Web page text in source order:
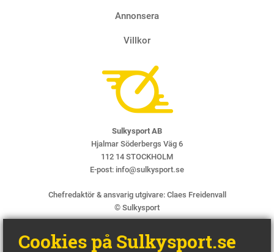
Annonsera
Villkor
Sulkysport AB
Hjalmar Söderbergs Väg 6
112 14 STOCKHOLM
E-post: info@sulkysport.se
Chefredaktör & ansvarig utgivare: Claes Freidenvall
© Sulkysport
Cookies på Sulkysport.se